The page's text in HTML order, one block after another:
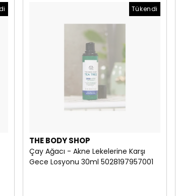
Tükendi
THE BODY SHOP
Çay Ağacı - Akne Lekelerine Karşı
Gece Losyonu 30ml 5028197957001